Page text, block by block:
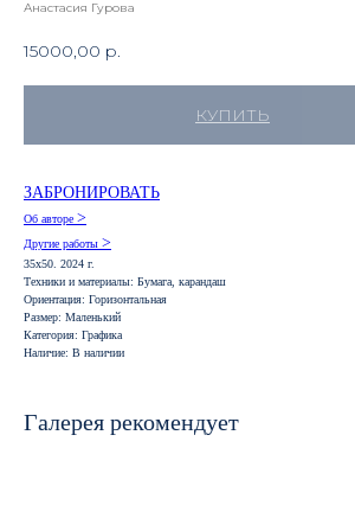
Анастасия Гурова
15000,00 р.
КУПИТЬ
ЗАБРОНИРОВАТЬ
Об авторе >
Другие работы >
35х50. 2024 г.
Техники и материалы: Бумага, карандаш
Ориентация: Горизонтальная
Размер: Маленький
Категория: Графика
Наличие: В наличии
Галерея рекомендует